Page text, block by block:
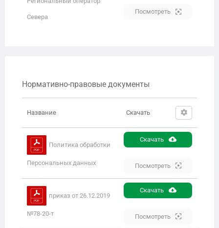
Севера
Посмотреть
Нормативно-правовые документы
Название Скачать
Политика обработки
Персональных данных
Скачать
Посмотреть
приказ от 26.12.2019
№78-20-т
Скачать
Посмотреть